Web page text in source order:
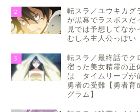
2
転スラ／ユウキカグ
が黒幕でラスボスだ
見では予想してな
むしろ主人公っぽい
3
転スラ／最終話でク
宿った美女精霊の正
は タイムリープが
勇者の受難【勇者育
グラム】